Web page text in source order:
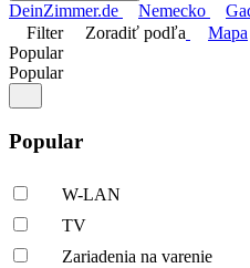
DeinZimmer.de Nemecko
Filter
Zoradiť podľa
Mapa
Popular
Popular
Popular
W-LAN
TV
Zariadenia na varenie